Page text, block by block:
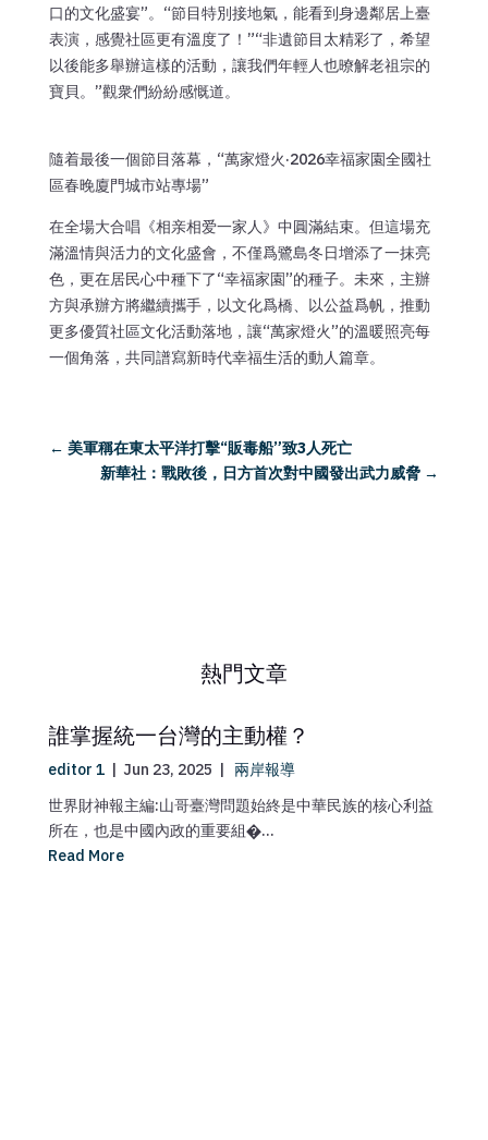
口的文化盛宴”。“節目特別接地氣，能看到身邊鄰居上臺
表演，感覺社區更有溫度了！”“非遺節目太精彩了，希望
以後能多舉辦這樣的活動，讓我們年輕人也暸解老祖宗的
寶貝。”觀衆們紛紛感慨道。
隨着最後一個節目落幕，“萬家燈火·2026幸福家園全國社
區春晚廈門城市站專場”
在全場大合唱《相亲相爱一家人》中圓滿結束。但這場充
滿溫情與活力的文化盛會，不僅爲鷺島冬日增添了一抹亮
色，更在居民心中種下了“幸福家園”的種子。未來，主辦
方與承辦方將繼續攜手，以文化爲橋、以公益爲帆，推動
更多優質社區文化活動落地，讓“萬家燈火”的溫暖照亮每
一個角落，共同譜寫新時代幸福生活的動人篇章。
← 美軍稱在東太平洋打擊“販毒船”致3人死亡
新華社：戰敗後，日方首次對中國發出武力威脅 →
熱門文章
誰掌握統一台灣的主動權？
editor 1 | Jun 23, 2025 | 兩岸報導
世界財神報主編:山哥臺灣問題始終是中華民族的核心利益
所在，也是中國內政的重要組�...
Read More